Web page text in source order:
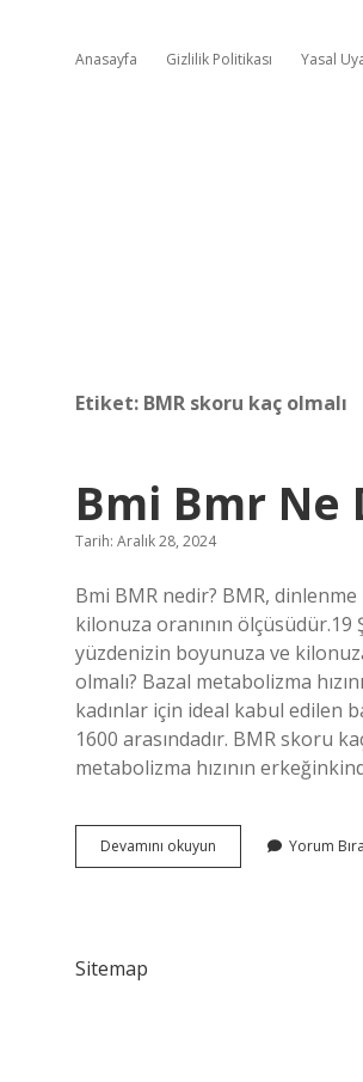
Anasayfa Gizlilik Politikası Yasal
Etiket: BMR skoru kaç olmalı
Bmi Bmr Ne
Tarih: Aralık 28, 2024
Bmi BMR nedir? BMR,
kilonuza oranının ölçüsüdür.19
yüzdenizin boyunuza ve
olmalı? Bazal metabolizma
kadınlar için ideal kabul edilen
1600 arasındadır. BMR skoru
metabolizma hızının
Devamını okuyun
Bmr
Yorum
Sitemap